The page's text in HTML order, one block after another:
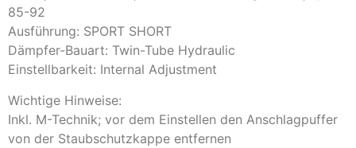
85-92
Ausführung: SPORT SHORT
Dämpfer-Bauart: Twin-Tube Hydraulic
Einstellbarkeit: Internal Adjustment
Wichtige Hinweise:
Inkl. M-Technik; vor dem Einstellen den Anschlagpuffer
von der Staubschutzkappe entfernen